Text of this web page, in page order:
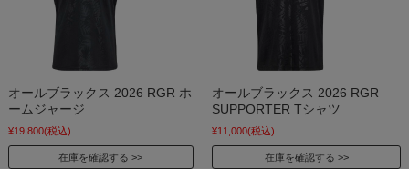
オールブラックス 2026 RGR ホ
ームジャージ
¥19,800(税込)
在庫を確認する
オールブラックス 2026 RGR
SUPPORTER Tシャツ
¥11,000(税込)
在庫を確認する